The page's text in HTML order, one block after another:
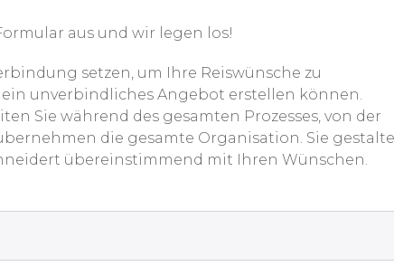
aus und wir legen los!
setzen, um Ihre Reiswünsche zu
ein unverbindliches Angebot erstellen können.
Sie während des gesamten Prozesses, von der
die gesamte Organisation. Sie
übereinstimmend mit Ihren Wünschen.